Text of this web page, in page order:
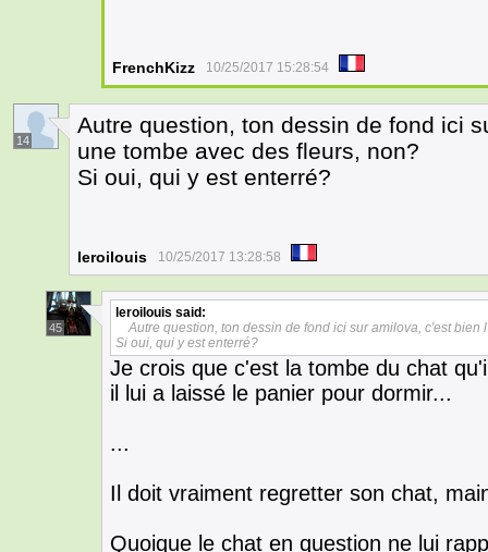
FrenchKizz 10/25/2017 15:28:54
14
Autre question, ton dessin de fond ici
une tombe avec des fleurs, non?
Si oui, qui y est enterré?
leroilouis 10/25/2017 13:28:58
45
leroilouis said:
Autre question, ton dessin de fond ici sur amilova, c'est
Si oui, qui y est enterré?
Je crois que c'est la tombe du chat
il lui a laissé le panier pour dormir...
...
Il doit vraiment regretter son chat,
Quoique le chat en question ne lui